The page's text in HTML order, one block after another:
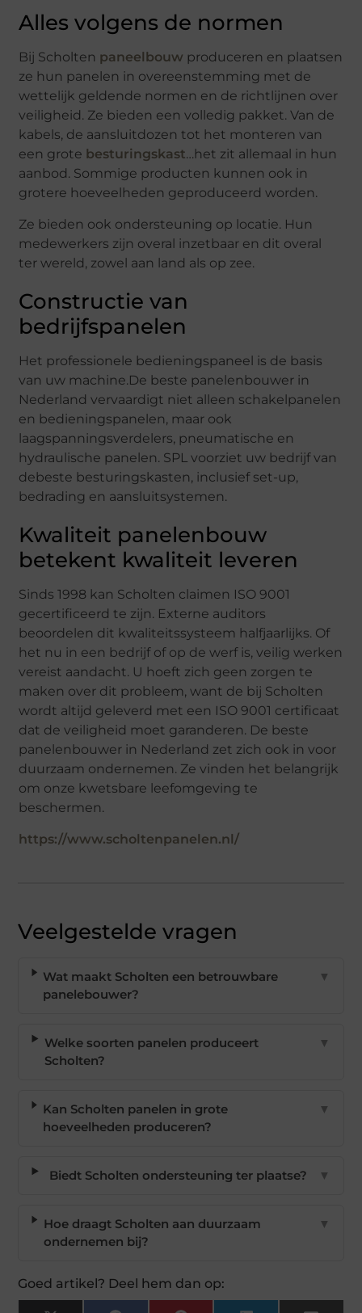
Alles volgens de normen
Bij Scholten paneelbouw produceren en plaatsen
ze hun panelen in overeenstemming met de
wettelijk geldende normen en de richtlijnen over
veiligheid. Ze bieden een volledig pakket. Van de
kabels, de aansluitdozen tot het monteren van
een grote besturingskast…het zit allemaal in hun
aanbod. Sommige producten kunnen ook in
grotere hoeveelheden geproduceerd worden.
Ze bieden ook ondersteuning op locatie. Hun
medewerkers zijn overal inzetbaar en dit overal
ter wereld, zowel aan land als op zee.
Constructie van
bedrijfspanelen
Het professionele bedieningspaneel is de basis
van uw machine.De beste panelenbouwer in
Nederland vervaardigt niet alleen schakelpanelen
en bedieningspanelen, maar ook
laagspanningsverdelers, pneumatische en
hydraulische panelen. SPL voorziet uw bedrijf van
debeste besturingskasten, inclusief set-up,
bedrading en aansluitsystemen.
Kwaliteit panelenbouw
betekent kwaliteit leveren
Sinds 1998 kan Scholten claimen ISO 9001
gecertificeerd te zijn. Externe auditors
beoordelen dit kwaliteitssysteem halfjaarlijks. Of
het nu in een bedrijf of op de werf is, veilig werken
vereist aandacht. U hoeft zich geen zorgen te
maken over dit probleem, want de bij Scholten
wordt altijd geleverd met een ISO 9001 certificaat
dat de veiligheid moet garanderen. De beste
panelenbouwer in Nederland zet zich ook in voor
duurzaam ondernemen. Ze vinden het belangrijk
om onze kwetsbare leefomgeving te
beschermen.
https://www.scholtenpanelen.nl/
Veelgestelde vragen
Wat maakt Scholten een betrouwbare
panelebouwer?
▼
Welke soorten panelen produceert
Scholten?
▼
Kan Scholten panelen in grote
hoeveelheden produceren?
▼
Biedt Scholten ondersteuning ter plaatse? ▼
Hoe draagt Scholten aan duurzaam
ondernemen bij?
▼
Goed artikel? Deel hem dan op: